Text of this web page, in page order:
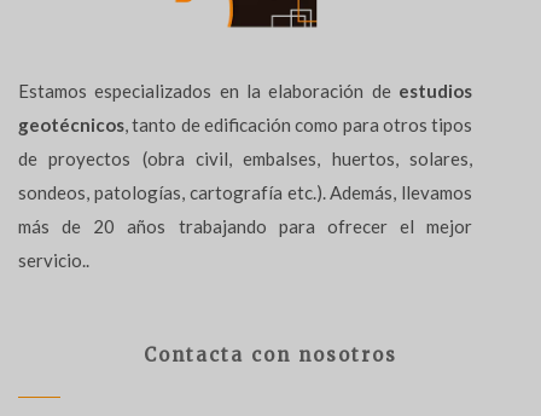
Estamos especializados en la elaboración de estudios
geotécnicos, tanto de edificación como para otros tipos
de proyectos (obra civil, embalses, huertos, solares,
sondeos, patologías, cartografía etc.). Además, llevamos
más de 20 años trabajando para ofrecer el mejor
servicio..
Contacta con nosotros